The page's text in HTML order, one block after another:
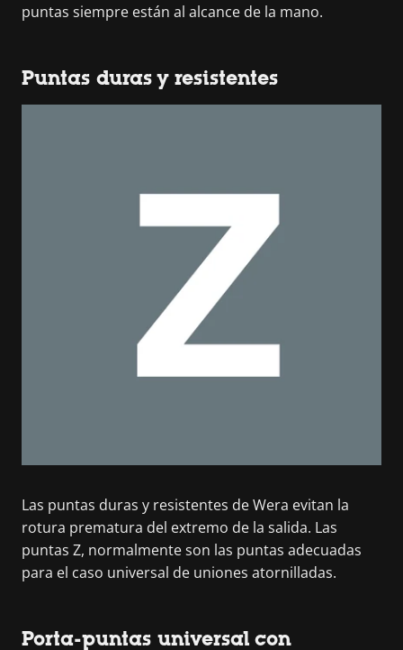
puntas siempre están al alcance de la mano.
Puntas duras y resistentes
Las puntas duras y resistentes de Wera evitan la
rotura prematura del extremo de la salida. Las
puntas Z, normalmente son las puntas adecuadas
para el caso universal de uniones atornilladas.
Porta-puntas universal con